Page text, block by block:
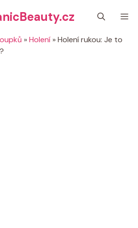
»Holení »Holení rukou: Je to